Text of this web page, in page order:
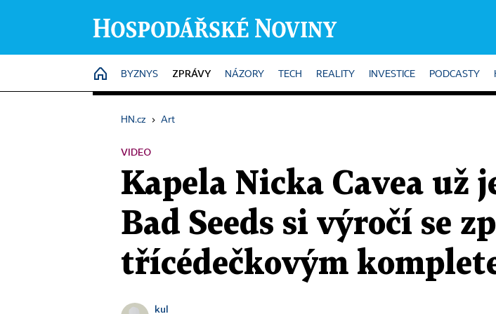
HOME
BYZNYS ZPRÁVY NÁZORY TECH REALITY INVESTICE PODCASTY
HN.cz › Art
VIDEO
Kapela Nicka Cavea už
Bad Seeds si výročí se
třícédečkovým
kul